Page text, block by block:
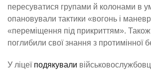
пересуватися групами й колонами в
опановували тактики «вогонь і
«переміщення під прикриттям».
поглибили свої знання з протимінної
У ліцеї подякували